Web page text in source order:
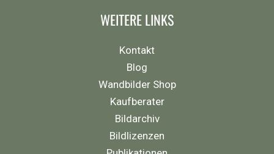
WEITERE LINKS
Kontakt
Blog
Wandbilder Shop
Kaufberater
Bildarchiv
Bildlizenzen